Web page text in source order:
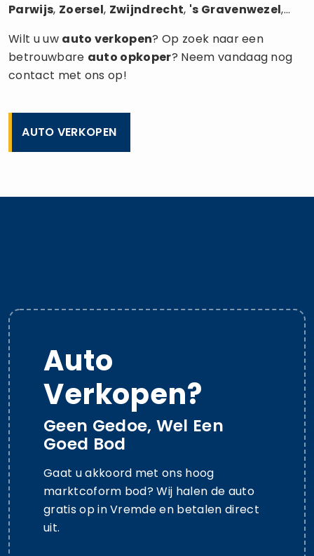
Parwijs, Zoersel, Zwijndrecht, 's Gravenwezel,...
Wilt u uw auto verkopen? Op zoek naar een
betrouwbare auto opkoper? Neem vandaag nog
contact met ons op!
AUTO VERKOPEN
Auto
Verkopen?
Geen Gedoe, Wel Een
Goed Bod
Gaat u akkoord met ons hoog
marktcoform bod? Wij halen de auto
gratis op in Vremde en betalen direct
uit.